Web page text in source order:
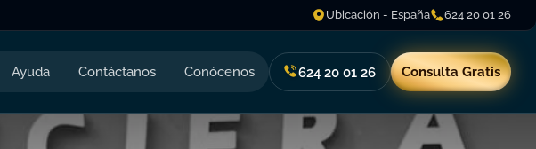
Ubicación - España 624 20 01 26
Ayuda Contáctanos Conócenos 624 20 01 26 Consulta Gratis